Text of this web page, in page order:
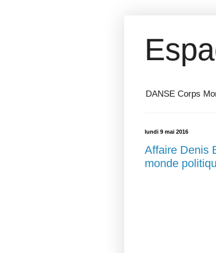
DANSE Corps
lundi 9 mai 2016
Affaire Denis
monde